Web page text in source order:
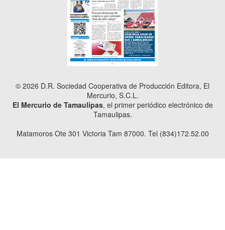
© 2026 D.R. Sociedad Cooperativa de Producción Editora, El
Mercurio, S.C.L.
El Mercurio de Tamaulipas, el primer periódico electrónico de
Tamaulipas.
Matamoros Ote 301 Victoria Tam 87000. Tel (834)172.52.00